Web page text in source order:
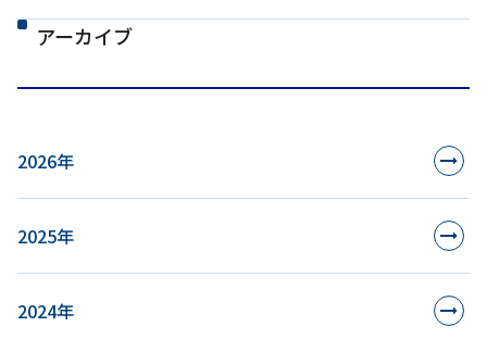
アーカイブ
2026年
2025年
2024年